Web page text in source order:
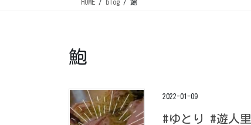
HOME blog 鮑
鮑
2022-01-09
#ゆとり #遊人里